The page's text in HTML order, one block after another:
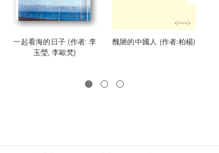
一起看海的日子 (作者: 李
玉瑩, 李歐梵)
醜陋的中國人 (作者:柏楊)